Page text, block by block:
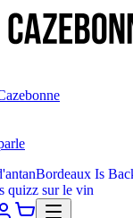
Bordeaux Is
quizz sur le vin